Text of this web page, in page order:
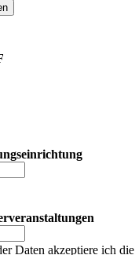
Daten akzeptiere ich die